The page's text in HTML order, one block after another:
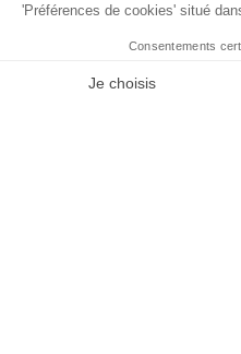
'Préférences de cookies' situé
Consentements
Je choisis